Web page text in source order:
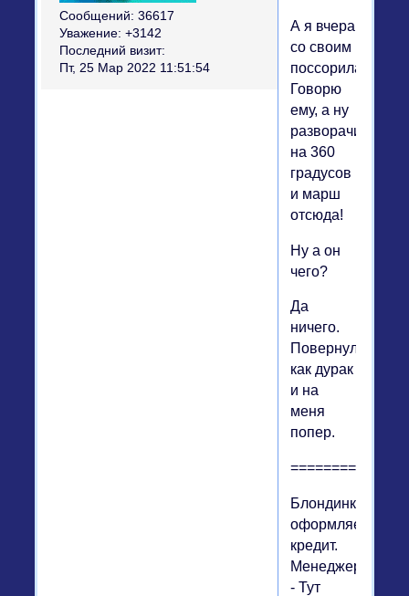
Сообщений: 36617
Уважение: +3142
Последний визит:
Пт, 25 Мар 2022 11:51:54
А я вчера
со своим
поссорилась.
Говорю
ему, а ну
разворачивайся
на 360
градусов
и марш
отсюда!
Ну а он
чего?
Да
ничего.
Повернулся
как дурак
и на
меня
попер.
==============
Блондинка
оформляет
кредит.
Менеджер:
- Тут